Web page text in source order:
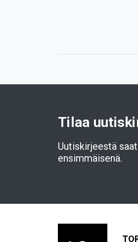
Tilaa
Uutiskirjeestä
ensimmäisenä.